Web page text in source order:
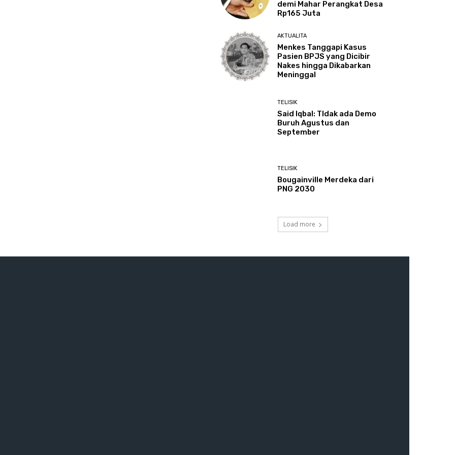
demi Mahar Perangkat Desa
Rp165 Juta
AKTUALITA
Menkes Tanggapi Kasus
Pasien BPJS yang Dicibir
Nakes hingga Dikabarkan
Meninggal
TELISIK
Said Iqbal: TIdak ada Demo
Buruh Agustus dan
September
TELISIK
Bougainville Merdeka dari
PNG 2030
Load more